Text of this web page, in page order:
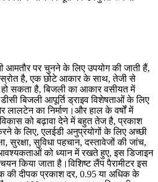
आमतौर पर चुनने के लिए उपयोग की जाती हैं,
स्रोत है, एक छोटे आकार के साथ, तेजी से
सकता है, बिजली का आकार वसीयत में
बिजली आपूर्ति ड्राइव विशेषताओं के लिए
का निर्माण।और हाल के वर्षों में
को बढ़ावा देने में बहुत तेज है, प्रकाश
के लिए, एलईडी अनुप्रयोगों के लिए अच्छी
सुरक्षा, सुविधा पहचान, दस्तावेजों की जांच,
आवश्यकताओं को ध्यान में रखते हुए, इस डिजाइन
किया जाता है।विशिष्ट लैंप पैरामीटर इस
की दीपक प्रकाश दर, 0.95 या अधिक के